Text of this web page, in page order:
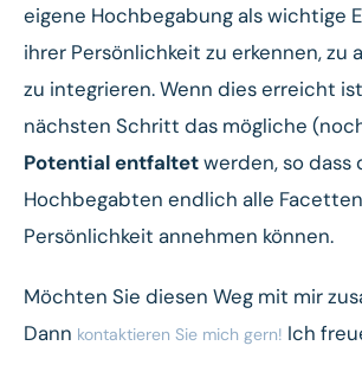
eigene Hochbegabung als wichtige
ihrer Persönlichkeit zu erkennen, zu
zu integrieren. Wenn dies erreicht
nächsten Schritt das mögliche
Potential entfaltetwerden, so dass
Hochbegabten endlich alle
Persönlichkeit annehmen können.
Möchten Sie diesen Weg mit mir
Dann kontaktieren Sie mich gern! Ich